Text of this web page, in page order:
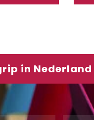
in Nederland